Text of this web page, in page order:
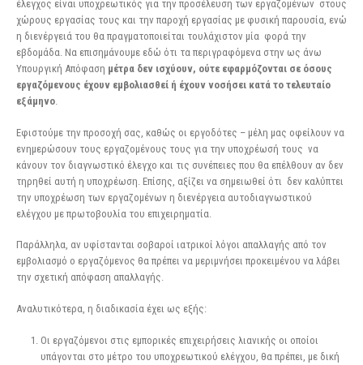
έλεγχος είναι υποχρεωτικός για την προσέλευση των εργαζομένων στους
χώρους εργασίας τους και την παροχή εργασίας με φυσική παρουσία, ενώ
η διενέργειά του θα πραγματοποιείται τουλάχιστον μία φορά την
εβδομάδα. Να επισημάνουμε εδώ ότι τα περιγραφόμενα στην ως άνω
Υπουργική Απόφαση μέτρα δεν ισχύουν, ούτε εφαρμόζονται σε όσους
εργαζόμενους έχουν εμβολιασθεί ή έχουν νοσήσει κατά το τελευταίο
εξάμηνο.
Εφιστούμε την προσοχή σας, καθώς οι εργοδότες – μέλη μας οφείλουν να
ενημερώσουν τους εργαζομένους τους για την υποχρέωσή τους να
κάνουν τον διαγνωστικό έλεγχο και τις συνέπειες που θα επέλθουν αν δεν
τηρηθεί αυτή η υποχρέωση. Επίσης, αξίζει να σημειωθεί ότι δεν καλύπτει
την υποχρέωση των εργαζομένων η διενέργεια αυτοδιαγνωστικού
ελέγχου με πρωτοβουλία του επιχειρηματία.
Παράλληλα, αν υφίστανται σοβαροί ιατρικοί λόγοι απαλλαγής από τον
εμβολιασμό ο εργαζόμενος θα πρέπει να μεριμνήσει προκειμένου να λάβει
την σχετική απόφαση απαλλαγής.
Αναλυτικότερα, η διαδικασία έχει ως εξής:
Οι εργαζόμενοι στις εμπορικές επιχειρήσεις λιανικής οι οποίοι
υπάγονται στο μέτρο του υποχρεωτικού ελέγχου, θα πρέπει, με δική